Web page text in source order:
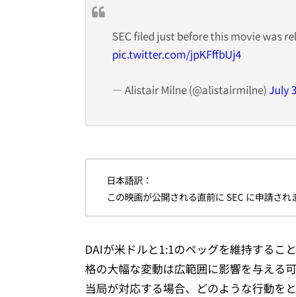
SEC filed just before this movie was
pic.twitter.com/jpKFffbUj4
— Alistair Milne (@alistairmilne)July
日本語訳：
この映画が公開される直前に SEC に申請され
DAIが米ドルと1:1のペッグを維持するこ
格の大幅な変動は広範囲に影響を与える
当局が対応する場合、どのような行動を